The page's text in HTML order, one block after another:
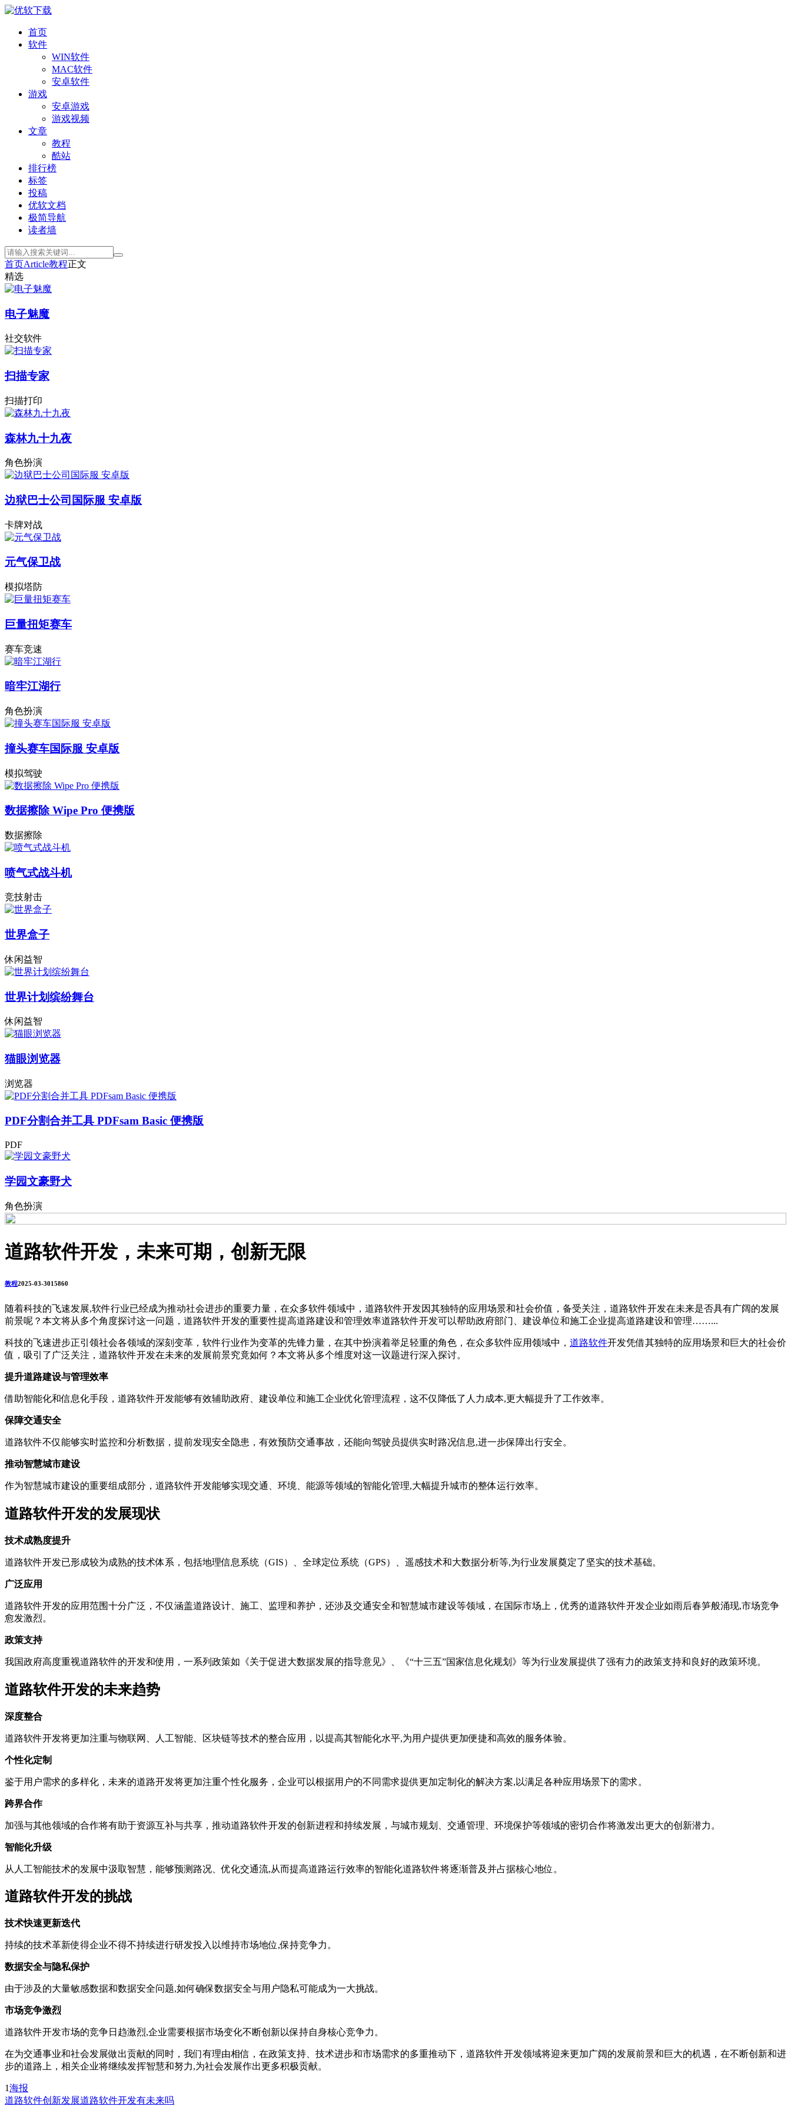
首页
软件
WIN软件
MAC软件
安卓软件
游戏
安卓游戏
游戏视频
文章
教程
酷站
排行榜
标签
投稿
优软文档
极简导航
读者墙
首页Article教程正文
精选
电子魅魔
社交软件
扫描专家
扫描打印
森林九十九夜
角色扮演
边狱巴士公司国际服 安卓版
卡牌对战
元气保卫战
模拟塔防
巨量扭矩赛车
赛车竞速
暗牢江湖行
角色扮演
撞头赛车国际服 安卓版
模拟驾驶
数据擦除 Wipe Pro 便携版
数据擦除
喷气式战斗机
竞技射击
世界盒子
休闲益智
世界计划缤纷舞台
休闲益智
猫眼浏览器
浏览器
PDF分割合并工具 PDFsam Basic 便携版
PDF
学园文豪野犬
角色扮演
道路软件开发，未来可期，创新无限
教程2025-03-3015860
随着科技的飞速发展,软件行业已经成为推动社会进步的重要力量，在众多软件领域中，道路软件开发因其独特的应用场景和社会价值，备受关注，道路软件开发在未来是否具有广阔的发展
前景呢？本文将从多个角度探讨这一问题，道路软件开发的重要性提高道路建设和管理效率道路软件开发可以帮助政府部门、建设单位和施工企业提高道路建设和管理……...
科技的飞速进步正引领社会各领域的深刻变革，软件行业作为变革的先锋力量，在其中扮演着举足轻重的角色，在众多软件应用领域中， 道路软件开发凭借其独特的应用场景和巨大的社会价
值，吸引了广泛关注，道路软件开发在未来的发展前景究竟如何？本文将从多个维度对这一议题进行深入探讨。
提升道路建设与管理效率
借助智能化和信息化手段，道路软件开发能够有效辅助政府、建设单位和施工企业优化管理流程，这不仅降低了人力成本,更大幅提升了工作效率。
保障交通安全
道路软件不仅能够实时监控和分析数据，提前发现安全隐患，有效预防交通事故，还能向驾驶员提供实时路况信息,进一步保障出行安全。
推动智慧城市建设
作为智慧城市建设的重要组成部分，道路软件开发能够实现交通、环境、能源等领域的智能化管理,大幅提升城市的整体运行效率。
道路软件开发的发展现状
技术成熟度提升
道路软件开发已形成较为成熟的技术体系，包括地理信息系统（GIS）、全球定位系统（GPS）、遥感技术和大数据分析等,为行业发展奠定了坚实的技术基础。
广泛应用
道路软件开发的应用范围十分广泛，不仅涵盖道路设计、施工、监理和养护，还涉及交通安全和智慧城市建设等领域，在国际市场上，优秀的道路软件开发企业如雨后春笋般涌现,市场竞争
愈发激烈。
政策支持
我国政府高度重视道路软件的开发和使用，一系列政策如《关于促进大数据发展的指导意见》、《“十三五”国家信息化规划》等为行业发展提供了强有力的政策支持和良好的政策环境。
道路软件开发的未来趋势
深度整合
道路软件开发将更加注重与物联网、人工智能、区块链等技术的整合应用，以提高其智能化水平,为用户提供更加便捷和高效的服务体验。
个性化定制
鉴于用户需求的多样化，未来的道路开发将更加注重个性化服务，企业可以根据用户的不同需求提供更加定制化的解决方案,以满足各种应用场景下的需求。
跨界合作
加强与其他领域的合作将有助于资源互补与共享，推动道路软件开发的创新进程和持续发展，与城市规划、交通管理、环境保护等领域的密切合作将激发出更大的创新潜力。
智能化升级
从人工智能技术的发展中汲取智慧，能够预测路况、优化交通流,从而提高道路运行效率的智能化道路软件将逐渐普及并占据核心地位。
道路软件开发的挑战
技术快速更新迭代
持续的技术革新使得企业不得不持续进行研发投入以维持市场地位,保持竞争力。
数据安全与隐私保护
由于涉及的大量敏感数据和数据安全问题,如何确保数据安全与用户隐私可能成为一大挑战。
市场竞争激烈
道路软件开发市场的竞争日趋激烈,企业需要根据市场变化不断创新以保持自身核心竞争力。
在为交通事业和社会发展做出贡献的同时，我们有理由相信，在政策支持、技术进步和市场需求的多重推动下，道路软件开发领域将迎来更加广阔的发展前景和巨大的机遇，在不断创新和进
步的道路上，相关企业将继续发挥智慧和努力,为社会发展作出更多积极贡献。
1海报
道路软件创新发展道路软件开发有未来吗